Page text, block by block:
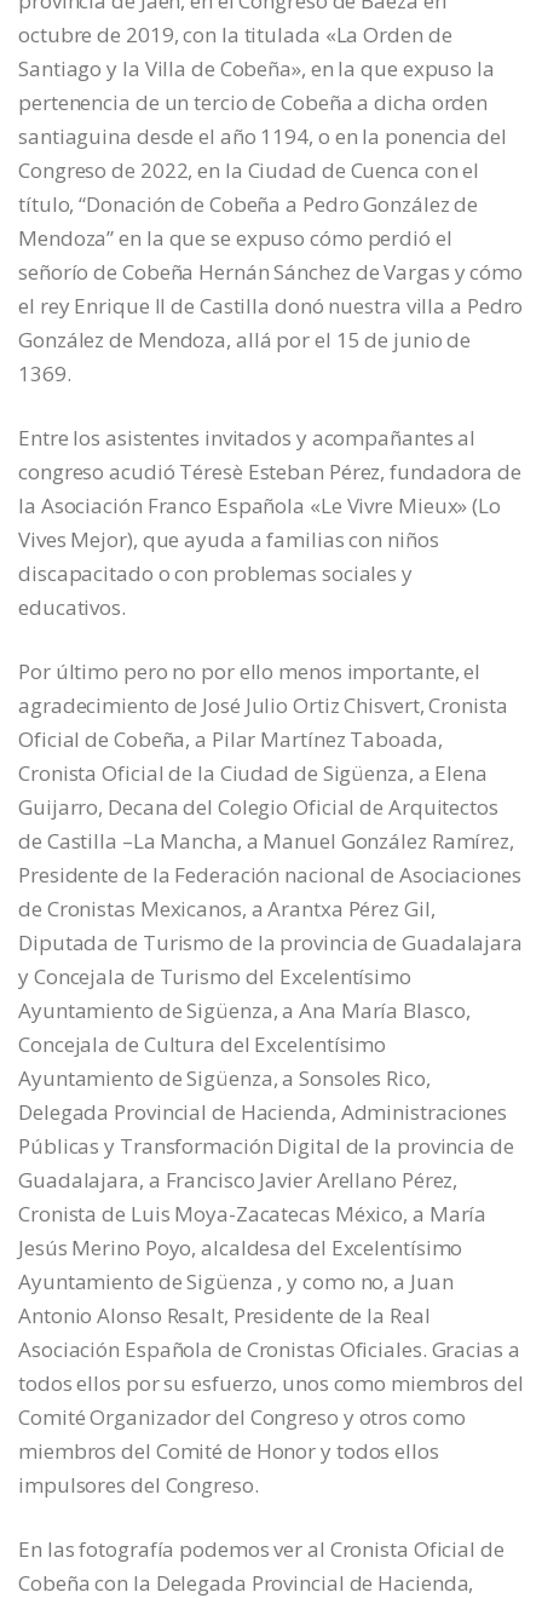
octubre de 2019, con la titulada «La Orden de
Santiago y la Villa de Cobeña», en la que expuso la
pertenencia de un tercio de Cobeña a dicha orden
santiaguina desde el año 1194, o en la ponencia del
Congreso de 2022, en la Ciudad de Cuenca con el
título, “Donación de Cobeña a Pedro González de
Mendoza” en la que se expuso cómo perdió el
señorío de Cobeña Hernán Sánchez de Vargas y cómo
el rey Enrique II de Castilla donó nuestra villa a Pedro
González de Mendoza, allá por el 15 de junio de
1369.
Entre los asistentes invitados y acompañantes al
congreso acudió Téresè Esteban Pérez, fundadora de
la Asociación Franco Española «Le Vivre Mieux» (Lo
Vives Mejor), que ayuda a familias con niños
discapacitado o con problemas sociales y
educativos.
Por último pero no por ello menos importante, el
agradecimiento de José Julio Ortiz Chisvert, Cronista
Oficial de Cobeña, a Pilar Martínez Taboada,
Cronista Oficial de la Ciudad de Sigüenza, a Elena
Guijarro, Decana del Colegio Oficial de Arquitectos
de Castilla –La Mancha, a Manuel González Ramírez,
Presidente de la Federación nacional de Asociaciones
de Cronistas Mexicanos, a Arantxa Pérez Gil,
Diputada de Turismo de la provincia de Guadalajara
y Concejala de Turismo del Excelentísimo
Ayuntamiento de Sigüenza, a Ana María Blasco,
Concejala de Cultura del Excelentísimo
Ayuntamiento de Sigüenza, a Sonsoles Rico,
Delegada Provincial de Hacienda, Administraciones
Públicas y Transformación Digital de la provincia de
Guadalajara, a Francisco Javier Arellano Pérez,
Cronista de Luis Moya-Zacatecas México, a María
Jesús Merino Poyo, alcaldesa del Excelentísimo
Ayuntamiento de Sigüenza , y como no, a Juan
Antonio Alonso Resalt, Presidente de la Real
Asociación Española de Cronistas Oficiales. Gracias a
todos ellos por su esfuerzo, unos como miembros del
Comité Organizador del Congreso y otros como
miembros del Comité de Honor y todos ellos
impulsores del Congreso.
En las fotografía podemos ver al Cronista Oficial de
Cobeña con la Delegada Provincial de Hacienda,